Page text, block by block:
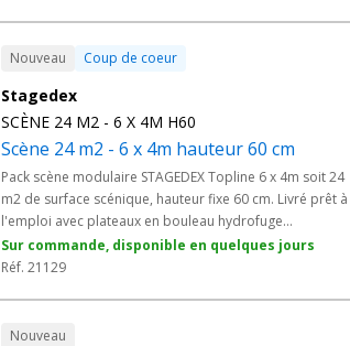
stable et rapide à monter pour les prestataires
Nouveau Coup de coeur
Stagedex
SCÈNE 24 M2 - 6 X 4M H60
Scène 24 m2 - 6 x 4m hauteur 60 cm
Pack scène modulaire STAGEDEX Topline 6 x 4m soit 24
m2 de surface scénique, hauteur fixe 60 cm. Livré prêt à
l'emploi avec plateaux en bouleau hydrofuge
antidérapant 750 Kg/m2 et pieds adaptés. Solution
professionnelle conforme aux normes ERP pour
salles polyvalentes. Plateforme stable et rapide à monter
Sur commande, disponible en quelques jours
Réf. 21129
Nouveau